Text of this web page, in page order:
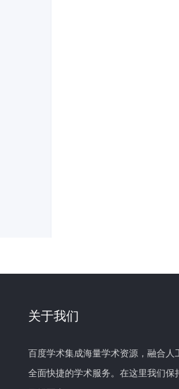
关于我们
百度学术集成海量学术资源，融合
全面快捷的学术服务。在这里我们